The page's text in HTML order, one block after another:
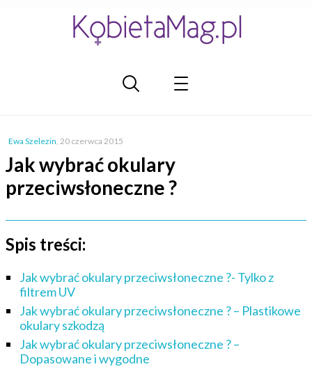
Ewa Szelezin, 20 czerwca 2015
Jak wybrać okulary
przeciwsłoneczne ?
Spis treści:
Jak wybrać okulary przeciwsłoneczne ?- Tylko z
filtrem UV
Jak wybrać okulary przeciwsłoneczne ? – Plastikowe
okulary szkodzą
Jak wybrać okulary przeciwsłoneczne ? –
Dopasowane i wygodne